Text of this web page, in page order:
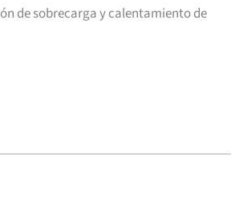
de sobrecarga y calentamiento de